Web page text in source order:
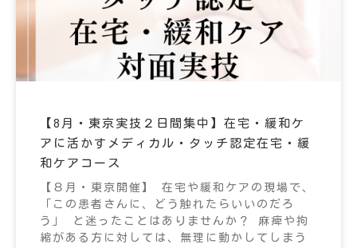
【8月・東京実技２日間集中】在宅・緩和ケ
アに活かすメディカル・タッチ認定在宅・緩
和ケアコース
【８月・東京開催】 在宅や緩和ケアの現場で、
「この患者さんに、どう触れたらいいのだろ
う」 と迷ったことはありませんか？ 麻痺や拘
縮がある方に対しては、無理に動かしてしまう